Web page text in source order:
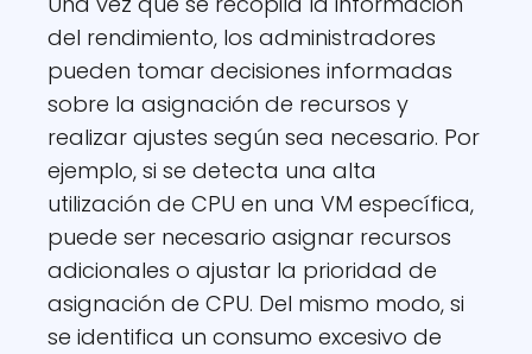
del rendimiento, los administradores
pueden tomar decisiones informadas
sobre la asignación de recursos y
realizar ajustes según sea necesario. Por
ejemplo, si se detecta una alta
utilización de CPU en una VM específica,
puede ser necesario asignar recursos
adicionales o ajustar la prioridad de
asignación de CPU. Del mismo modo, si
se identifica un consumo excesivo de